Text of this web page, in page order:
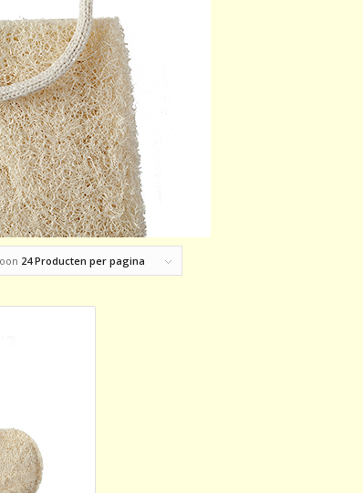
24 Producten per pagina